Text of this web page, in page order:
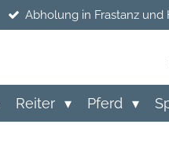
Abholung in Frastanz und
Reiter Pferd